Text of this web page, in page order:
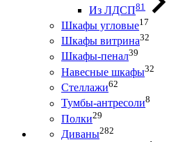
Из ЛДСП81
Шкафы угловые17
Шкафы витрина32
Шкафы-пенал39
Навесные шкафы32
Стеллажи62
Тумбы-антресоли8
Полки29
Диваны282